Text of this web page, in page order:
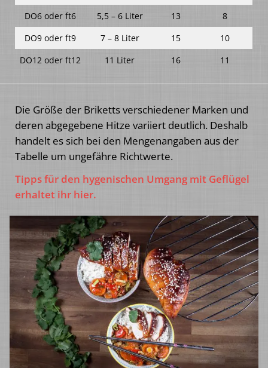
DO6 oder ft6 5,5 – 6 Liter 13
8
DO9 oder ft9
7 – 8 Liter 15
10
DO12 oder ft12
11 Liter 16 11
Die Größe der Briketts verschiedener Marken und
deren abgegebene Hitze variiert deutlich. Deshalb
handelt es sich bei den Mengenangaben aus der
Tabelle um ungefähre Richtwerte.
Tipps für den hygenischen Umgang mit Geflügel
erhaltet ihr hier.